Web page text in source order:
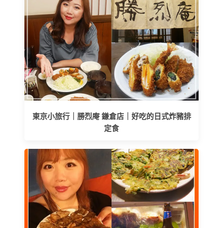
東京小旅行｜勝烈庵 鎌倉店｜好吃的日式炸豬排
定食